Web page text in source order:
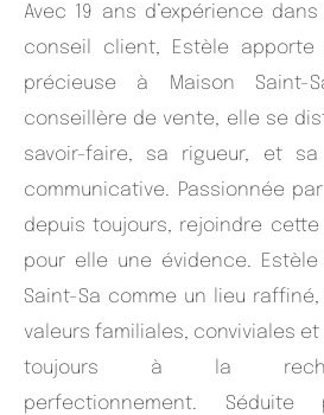
Avec 19 ans d’expérience
conseil client, Estèle apporte
précieuse à Maison Saint-
conseillère de vente, elle se
savoir-faire, sa rigueur, et
communicative. Passionnée
depuis toujours, rejoindre
pour elle une évidence.
Saint-Sa comme un lieu
valeurs familiales, conviviales
toujours à la
perfectionnement. Séduite